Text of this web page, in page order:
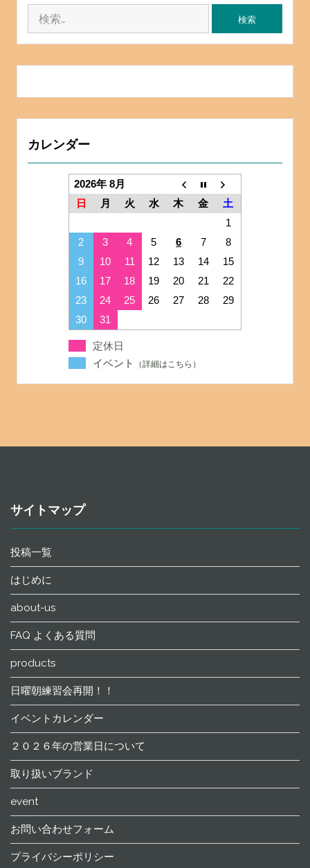
カレンダー
2026年 8月
日
月 火 水 木 金
土
1
2
3 4 5 6 7
8
9
10 11 12 13 14
15
16
17 18 19 20 21
22
23
24 25 26 27 28
29
30
31
定休日
イベント
サイトマップ
投稿一覧
はじめに
about-us
FAQ よくある質問
products
日曜朝練習会再開！！
イベントカレンダー
２０２６年の営業日について
取り扱いブランド
event
お問い合わせフォーム
プライバシーポリシー